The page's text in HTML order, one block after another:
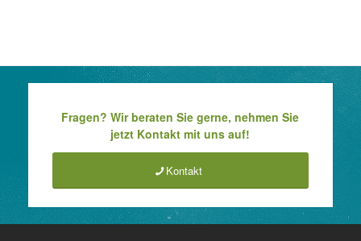
Fragen? Wir beraten Sie gerne, nehmen Sie
jetzt Kontakt mit uns auf!
Kontakt